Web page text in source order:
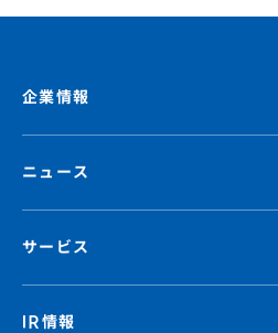
企業情報
ニュース
サービス
IR情報